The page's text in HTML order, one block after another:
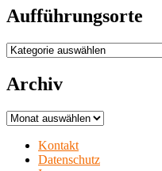
Aufführungsorte
Aufführungsorte
Archiv
Archiv
Kontakt
Datenschutz